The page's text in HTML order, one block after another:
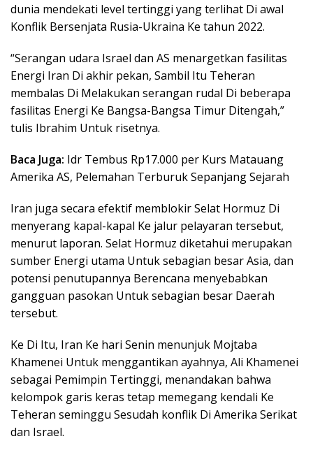
dunia mendekati level tertinggi yang terlihat Di awal
Konflik Bersenjata Rusia-Ukraina Ke tahun 2022.
“Serangan udara Israel dan AS menargetkan fasilitas
Energi Iran Di akhir pekan, Sambil Itu Teheran
membalas Di Melakukan serangan rudal Di beberapa
fasilitas Energi Ke Bangsa-Bangsa Timur Ditengah,”
tulis Ibrahim Untuk risetnya.
Baca Juga: Idr Tembus Rp17.000 per Kurs Matauang
Amerika AS, Pelemahan Terburuk Sepanjang Sejarah
Iran juga secara efektif memblokir Selat Hormuz Di
menyerang kapal-kapal Ke jalur pelayaran tersebut,
menurut laporan. Selat Hormuz diketahui merupakan
sumber Energi utama Untuk sebagian besar Asia, dan
potensi penutupannya Berencana menyebabkan
gangguan pasokan Untuk sebagian besar Daerah
tersebut.
Ke Di Itu, Iran Ke hari Senin menunjuk Mojtaba
Khamenei Untuk menggantikan ayahnya, Ali Khamenei
sebagai Pemimpin Tertinggi, menandakan bahwa
kelompok garis keras tetap memegang kendali Ke
Teheran seminggu Sesudah konflik Di Amerika Serikat
dan Israel.